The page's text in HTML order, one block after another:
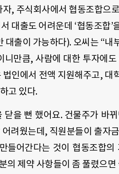
, 주식회사에서 협동조합으
대출도 어려운데 ‘협동조합’
출이 가능하다). 오씨는 “내
만큼, 사람에 대한 투자에도
인에서 전액 지원해주고, 대
고 있다.
을 뻔 했어요. 건물주가 바
려웠는데, 직원분들이 출자
들어간다는 것이 협동조합
의 제약 사항들이 좀 풀렸으면